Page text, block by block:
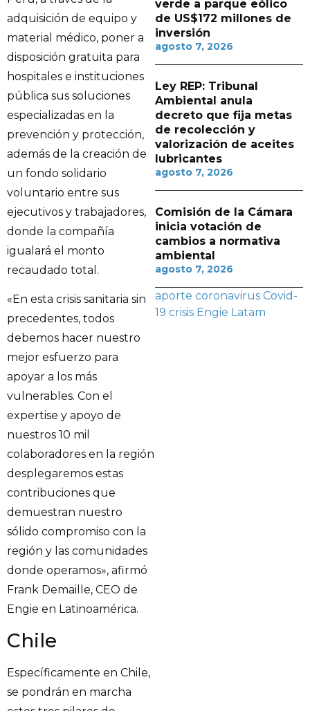
adquisición de equipo y
material médico, poner a
disposición gratuita para
hospitales e instituciones
pública sus soluciones
especializadas en la
prevención y protección,
además de la creación de
un fondo solidario
voluntario entre sus
ejecutivos y trabajadores,
donde la compañía
igualará el monto
recaudado total.
«En esta crisis sanitaria sin
precedentes, todos
debemos hacer nuestro
mejor esfuerzo para
apoyar a los más
vulnerables. Con el
expertise y apoyo de
nuestros 10 mil
colaboradores en la región
desplegaremos estas
contribuciones que
demuestran nuestro
sólido compromiso con la
región y las comunidades
donde operamos», afirmó
Frank Demaille, CEO de
Engie en Latinoamérica.
Chile
Específicamente en Chile,
se pondrán en marcha
verde a parque eólico
de US$172 millones de
inversión
agosto 7, 2026
Ley REP: Tribunal
Ambiental anula
decreto que fija metas
de recolección y
valorización de aceites
lubricantes
agosto 7, 2026
Comisión de la Cámara
inicia votación de
cambios a normativa
ambiental
agosto 7, 2026
aporte coronavirus Covid-
19 crisis Engie Latam